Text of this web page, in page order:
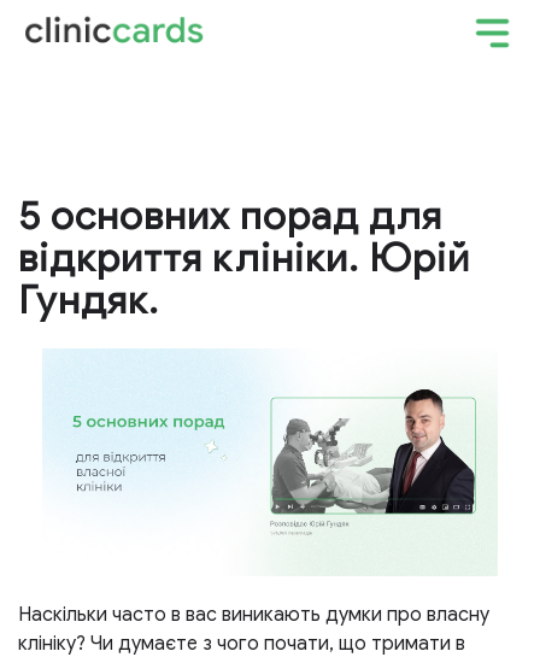
5 основних порад для
відкриття клініки. Юрій
Гундяк.
Наскільки часто в вас виникають думки про власну
клініку? Чи думаєте з чого почати, що тримати в